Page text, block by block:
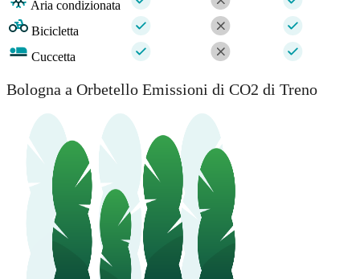
Aria condizionata
Bicicletta
Cuccetta
Bologna a Orbetello Emissioni di CO2 di Treno